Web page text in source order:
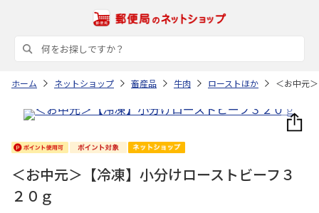
ホーム ネットショップ 畜産品 牛肉 ローストほか ＜お中元
＜お中元＞【冷凍】小分けローストビーフ３
２０ｇ